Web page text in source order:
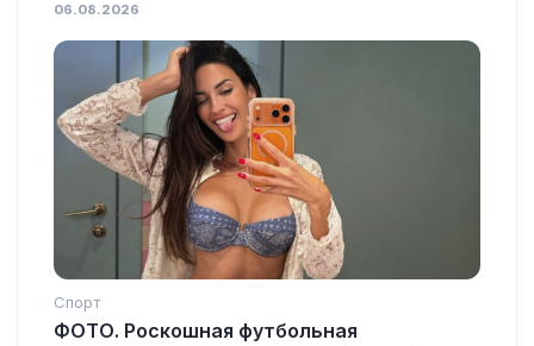
06.08.2026
Спорт
ФОТО. Роскошная футбольная